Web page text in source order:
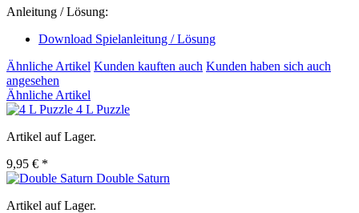
Anleitung / Lösung:
Download Spielanleitung / Lösung
Ähnliche Artikel Kunden kauften auch Kunden haben sich auch
angesehen
Ähnliche Artikel
4 L Puzzle
Artikel auf Lager.
9,95 € *
Double Saturn
Artikel auf Lager.